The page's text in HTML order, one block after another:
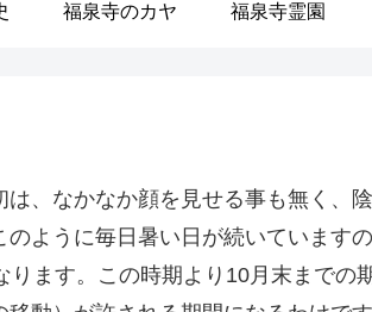
福泉寺のカヤ 福泉寺霊園
、なかなか顔を見せる事も無く、
ように毎日暑い日が続いています
ます。この時期より10月末までの